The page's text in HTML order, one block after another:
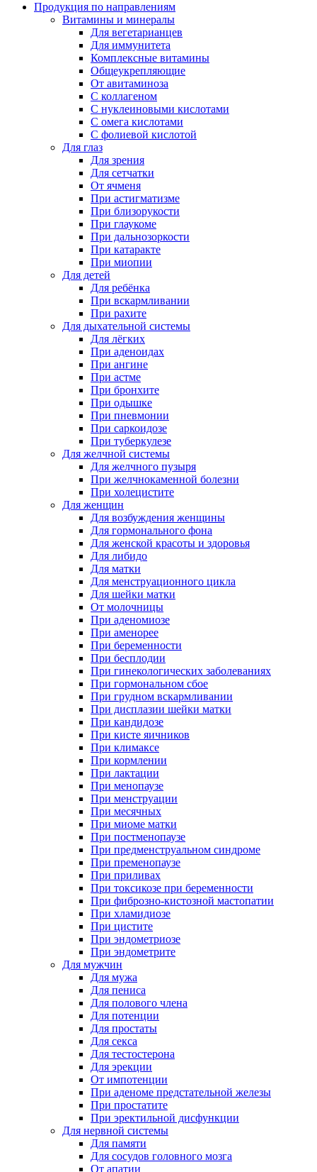
Продукция по направлениям
Витамины и минералы
Для вегетарианцев
Для иммунитета
Комплексные витамины
Общеукрепляющие
От авитаминоза
С коллагеном
С нуклеиновыми кислотами
С омега кислотами
С фолиевой кислотой
Для глаз
Для зрения
Для сетчатки
От ячменя
При астигматизме
При близорукости
При глаукоме
При дальнозоркости
При катаракте
При миопии
Для детей
Для ребёнка
При вскармливании
При рахите
Для дыхательной системы
Для лёгких
При аденоидах
При ангине
При астме
При бронхите
При одышке
При пневмонии
При саркоидозе
При туберкулезе
Для желчной системы
Для желчного пузыря
При желчнокаменной болезни
При холецистите
Для женщин
Для возбуждения женщины
Для гормонального фона
Для женской красоты и здоровья
Для либидо
Для матки
Для менструационного цикла
Для шейки матки
От молочницы
При аденомиозе
При аменорее
При беременности
При бесплодии
При гинекологических заболеваниях
При гормональном сбое
При грудном вскармливании
При дисплазии шейки матки
При кандидозе
При кисте яичников
При климаксе
При кормлении
При лактации
При менопаузе
При менструации
При месячных
При миоме матки
При постменопаузе
При предменструальном синдроме
При пременопаузе
При приливах
При токсикозе при беременности
При фиброзно-кистозной мастопатии
При хламидиозе
При цистите
При эндометриозе
При эндометрите
Для мужчин
Для мужа
Для пениса
Для полового члена
Для потенции
Для простаты
Для секса
Для тестостерона
Для эрекции
От импотенции
При аденоме предстательной железы
При простатите
При эректильной дисфункции
Для нервной системы
Для памяти
Для сосудов головного мозга
От апатии